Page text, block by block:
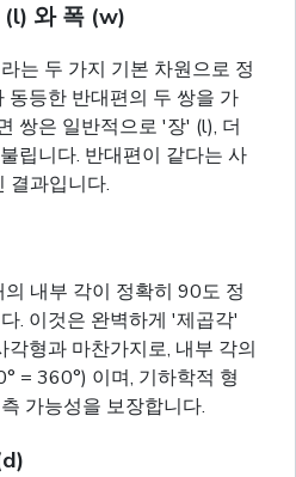
(l) 와 폭 (w)
는 두 가지 기본 차원으로 정
동등한 반대편의 두 쌍을 가
쌍은 일반적으로 '장' (l), 더
립니다. 반대편이 같다는 사
결과입니다.
내부 각이 정확히 90도 정
. 이것은 완벽하게 '제곱각'
각형과 마찬가지로, 내부 각의
= 360°) 이며, 기하학적 형
가능성을 보장합니다.